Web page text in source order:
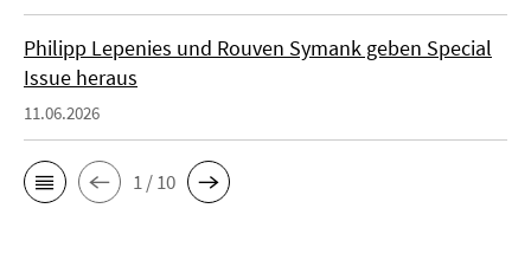
Philipp Lepenies und Rouven Symank geben Special
Issue heraus
11.06.2026
1 / 10